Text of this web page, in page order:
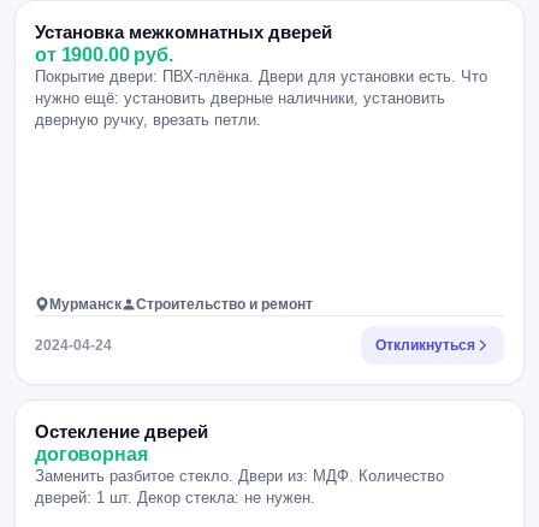
Установка межкомнатных дверей
от 1900.00 руб.
Покрытие двери: ПВХ-плёнка. Двери для установки есть. Что
нужно ещё: установить дверные наличники, установить
дверную ручку, врезать петли.
Мурманск Строительство и ремонт
2024-04-24 Откликнуться
Остекление дверей
договорная
Заменить разбитое стекло. Двери из: МДФ. Количество
дверей: 1 шт. Декор стекла: не нужен.